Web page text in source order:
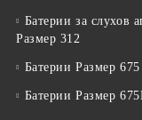
Батерии за слухов
Размер 312
Батерии Размер 675
Батерии Размер